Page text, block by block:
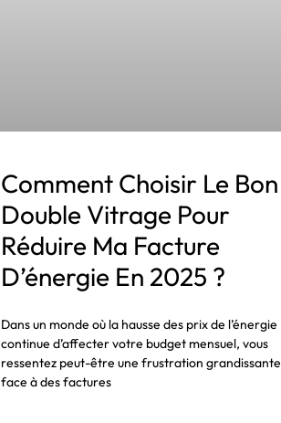
Comment Choisir Le Bon
Double Vitrage Pour
Réduire Ma Facture
D’énergie En 2025 ?
Dans un monde où la hausse des prix de l’énergie
continue d’affecter votre budget mensuel, vous
ressentez peut-être une frustration grandissante
face à des factures